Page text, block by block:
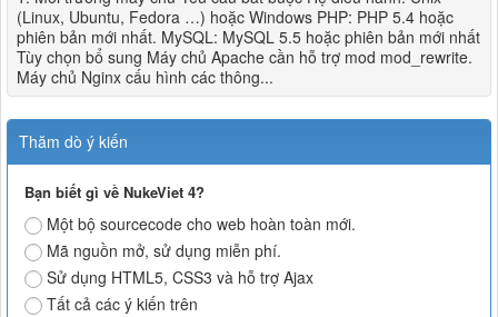
(Linux, Ubuntu, Fedora …) hoặc Windows PHP: PHP 5.4 hoặc
phiên bản mới nhất. MySQL: MySQL 5.5 hoặc phiên bản mới nhất
Tùy chọn bổ sung Máy chủ Apache cần hỗ trợ mod mod_rewrite.
Máy chủ Nginx cấu hình các thông...
Thăm dò ý kiến
Bạn biết gì về NukeViet 4?
Một bộ sourcecode cho web hoàn toàn mới.
Mã nguồn mở, sử dụng miễn phí.
Sử dụng HTML5, CSS3 và hỗ trợ Ajax
Tất cả các ý kiến trên